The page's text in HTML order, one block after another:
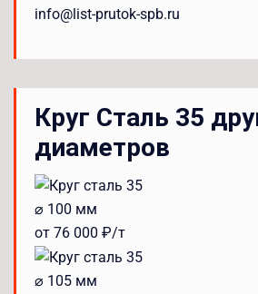
info@list-prutok-spb.ru
Круг Сталь 35
диаметров
⌀ 100 мм
от 76 000 ₽/т
⌀ 105 мм